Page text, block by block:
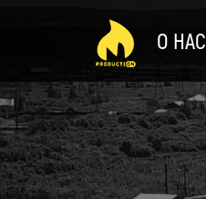
О НАС